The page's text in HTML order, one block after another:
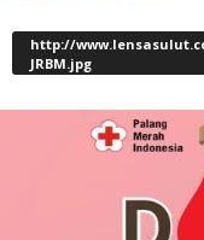
http://
JRBM.jpg